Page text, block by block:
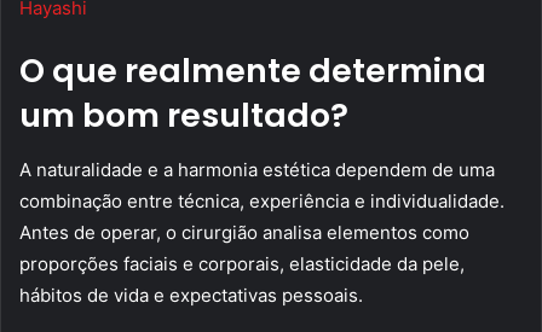
Hayashi
O que realmente determina
um bom resultado?
A naturalidade e a harmonia estética dependem de uma
combinação entre técnica, experiência e individualidade.
Antes de operar, o cirurgião analisa elementos como
proporções faciais e corporais, elasticidade da pele,
hábitos de vida e expectativas pessoais.